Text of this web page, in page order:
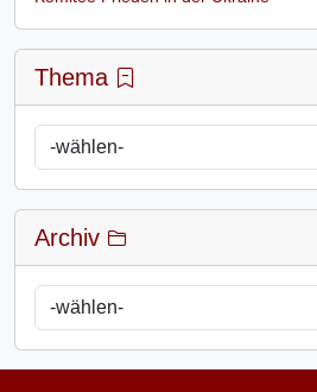
Thema
Archiv